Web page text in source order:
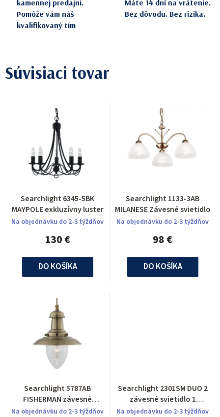
kamennej predajni.
Pomôže vám náš
kvalifikovaný tím
Máte 14 dní na vrátenie.
Bez dôvodu. Bez rizika.
Súvisiaci tovar
Searchlight 6345-5BK
MAYPOLE exkluzívny luster
Na objednávku do 2-3 týždňov
130 €
DO KOŠÍKA
Searchlight 1133-3AB
MILANESE Závesné svietidlo
Na objednávku do 2-3 týždňov
98 €
DO KOŠÍKA
Searchlight 5787AB
FISHERMAN závesné
svietidlo
Na objednávku do 2-3 týždňov
Searchlight 2301SM DUO 2
závesné svietidlo 1
ramenné
Na objednávku do 2-3 týždňov